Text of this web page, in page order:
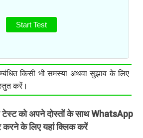
Start Test
किसी भी समस्या अथवा सुझाव के लिए
करें।
टेस्ट को अपने दोस्तों के साथ WhatsApp
करने के लिए यहां क्लिक करें